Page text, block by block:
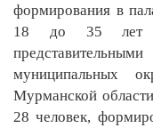
формирования в
18 до 35 лет
муниципальных
Мурманской
28 человек,